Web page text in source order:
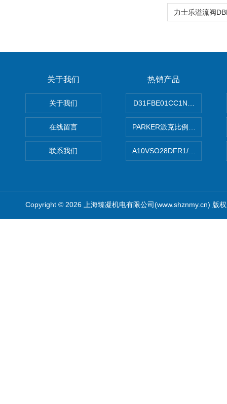
关于我们
关于我们
在线留言
联系我们
热销产品
PARKER派克比例阀 柱塞泵
A10VSO28DFR1/
Copyright © 2026 上海臻凝机电有限公司(www.shznmy.cn) 版